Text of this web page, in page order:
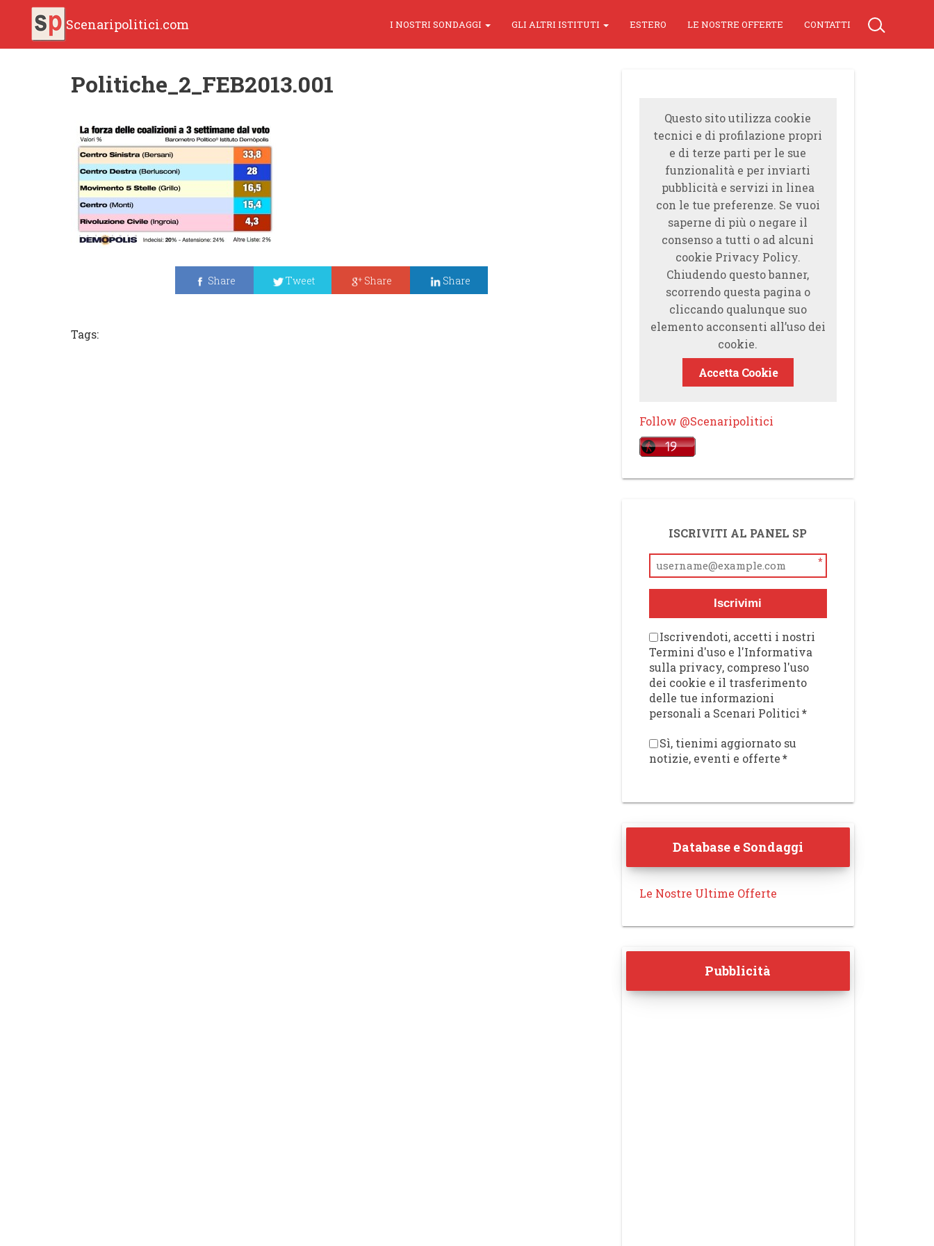
Scenaripolitici.com I NOSTRI SONDAGGI GLI ALTRI ISTITUTI ESTERO LE NOSTRE OFFERTE CONTATTI
Politiche_2_FEB2013.001
Share Tweet Share Share
Tags:
Questo sito utilizza cookie
tecnici e di profilazione propri
e di terze parti per le sue
funzionalità e per inviarti
pubblicità e servizi in linea
con le tue preferenze. Se vuoi
saperne di più o negare il
consenso a tutti o ad alcuni
cookie Privacy Policy.
Chiudendo questo banner,
scorrendo questa pagina o
cliccando qualunque suo
elemento acconsenti all’uso dei
cookie.
Accetta Cookie
Follow @Scenaripolitici
ISCRIVITI AL PANEL SP
*
Iscrivimi
Iscrivendoti, accetti i nostri
Termini d'uso e l'Informativa
sulla privacy, compreso l'uso
dei cookie e il trasferimento
delle tue informazioni
personali a Scenari Politici*
Sì, tienimi aggiornato su
notizie, eventi e offerte*
Database e Sondaggi
Le Nostre Ultime Offerte
Pubblicità